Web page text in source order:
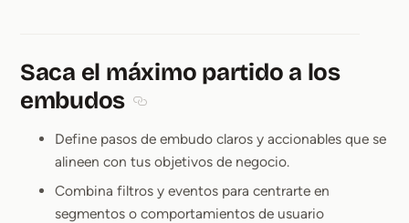
Saca el máximo partido a los
embudos
Define pasos de embudo claros y accionables que se
alineen con tus objetivos de negocio.
Combina filtros y eventos para centrarte en
segmentos o comportamientos de usuario